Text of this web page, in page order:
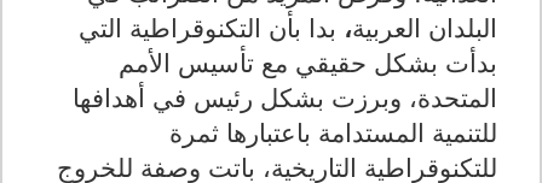
البلدان العربية، بدا بأن التكنوقراطية التي
بدأت بشكل حقيقي مع تأسيس الأمم
المتحدة، وبرزت بشكل رئيس في أهدافها
للتنمية المستدامة باعتبارها ثمرة
للتكنوقراطية التاريخية، باتت وصفة للخروج